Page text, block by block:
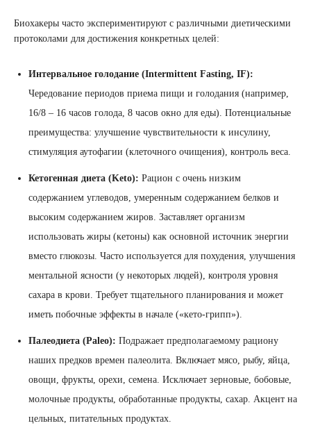
Биохакеры часто экспериментируют с различными диетическими
протоколами для достижения конкретных целей:
Интервальное голодание (Intermittent Fasting, IF):
Чередование периодов приема пищи и голодания (например,
16/8 – 16 часов голода, 8 часов окно для еды). Потенциальные
преимущества: улучшение чувствительности к инсулину,
стимуляция аутофагии (клеточного очищения), контроль веса.
Кетогенная диета (Keto): Рацион с очень низким
содержанием углеводов, умеренным содержанием белков и
высоким содержанием жиров. Заставляет организм
использовать жиры (кетоны) как основной источник энергии
вместо глюкозы. Часто используется для похудения, улучшения
ментальной ясности (у некоторых людей), контроля уровня
сахара в крови. Требует тщательного планирования и может
иметь побочные эффекты в начале («кето-грипп»).
Палеодиета (Paleo): Подражает предполагаемому рациону
наших предков времен палеолита. Включает мясо, рыбу, яйца,
овощи, фрукты, орехи, семена. Исключает зерновые, бобовые,
молочные продукты, обработанные продукты, сахар. Акцент на
цельных, питательных продуктах.